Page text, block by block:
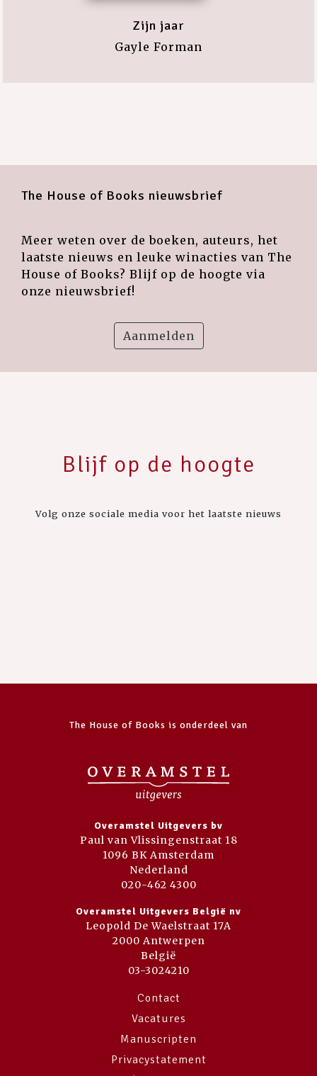
Zijn jaar
Gayle Forman
The House of Books nieuwsbrief
Meer weten over de boeken, auteurs, het
laatste nieuws en leuke winacties van The
House of Books? Blijf op de hoogte via
onze nieuwsbrief!
Aanmelden
Blijf op de hoogte
Volg onze sociale media voor het laatste nieuws
The House of Books is onderdeel van
Overamstel Uitgevers bv
Paul van Vlissingenstraat 18
1096 BK Amsterdam
Nederland
020-462 4300
Overamstel Uitgevers België nv
Leopold De Waelstraat 17A
2000 Antwerpen
België
03-3024210
Contact
Vacatures
Manuscripten
Privacystatement